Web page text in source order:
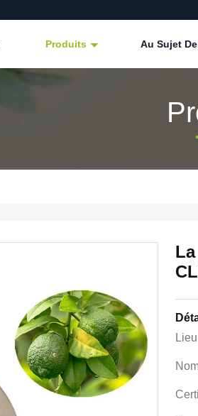
Produits Au Sujet